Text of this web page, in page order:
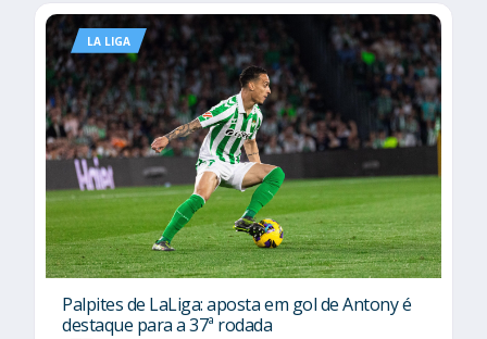
LA LIGA
Palpites de LaLiga: aposta em gol de Antony é
destaque para a 37ª rodada